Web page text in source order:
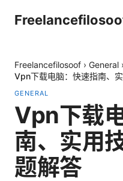
Freelancefilosoof › General ›
Vpn下载电脑：快速指南、
GENERAL
Vpn下载
南、实用
题解答